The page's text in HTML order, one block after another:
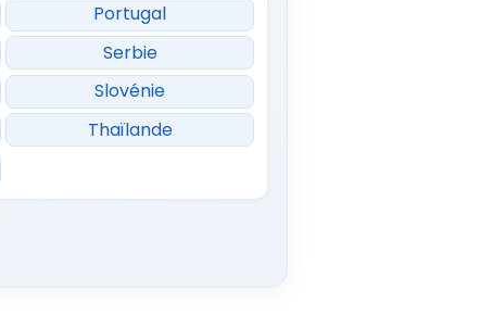
Portugal
Serbie
Slovénie
Thaïlande